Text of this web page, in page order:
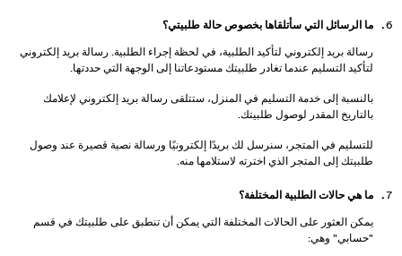
ما الرسائل التي سأتلقاها بخصوص حالة طلبيتي؟
رسالة بريد إلكتروني لتأكيد الطلبية، في لحظة إجراء الطلبية. رسالة بريد إلكتروني
لتأكيد التسليم عندما تغادر طلبيتك مستودعاتنا إلى الوجهة التي حددتها.
بالنسبة إلى خدمة التسليم في المنزل، ستتلقى رسالة بريد إلكتروني لإعلامك
بالتاريخ المقدر لوصول طلبيتك.
للتسليم في المتجر، سنرسل لك بريدًا إلكترونيًا ورسالة نصية قصيرة عند وصول
طلبيتك إلى المتجر الذي اخترته لاستلامها منه.
ما هي حالات الطلبية المختلفة؟
يمكن العثور على الحالات المختلفة التي يمكن أن تنطبق على طلبيتك في قسم
"حسابي" وهي: